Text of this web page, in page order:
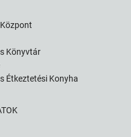
Könyvtár
Étkeztetési Konyha